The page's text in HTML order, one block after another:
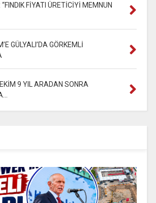
FİYATI ÜRETİCİYİ MEMNUN
GÜLYALI’DA GÖRKEMLİ
9 YIL ARADAN SONRA